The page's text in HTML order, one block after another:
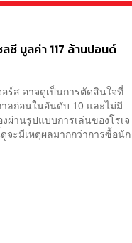
ซี มูลค่า 117 ล้านปอนด์
ร์ส อาจดูเป็นการตัดสินใจที่
ลก่อนในอันดับ 10 และไม่มี
านรูปแบบการเล่นของโรเจ
ะมีเหตุผลมากกว่าการซื้อนัก